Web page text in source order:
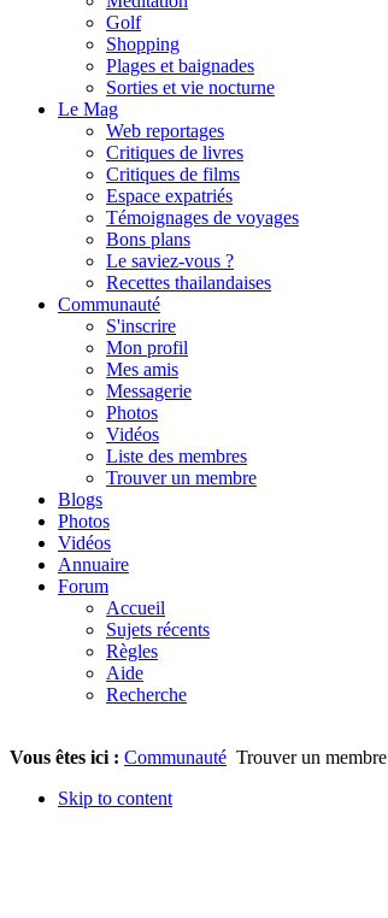
Golf
Shopping
Plages et baignades
Sorties et vie nocturne
Le Mag
Web reportages
Critiques de livres
Critiques de films
Espace expatriés
Témoignages de voyages
Bons plans
Le saviez-vous ?
Recettes thailandaises
Communauté
S'inscrire
Mon profil
Mes amis
Messagerie
Photos
Vidéos
Liste des membres
Trouver un membre
Blogs
Photos
Vidéos
Annuaire
Forum
Accueil
Sujets récents
Règles
Aide
Recherche
Vous êtes ici : Communauté Trouver un membre
Skip to content